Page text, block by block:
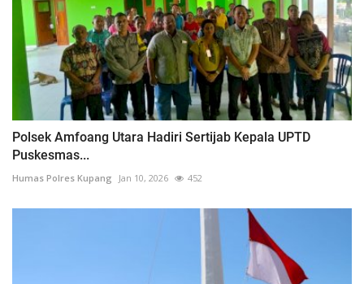
Polsek Amfoang Utara Hadiri Sertijab Kepala UPTD
Puskesmas...
Humas Polres Kupang Jan 10, 2026 452